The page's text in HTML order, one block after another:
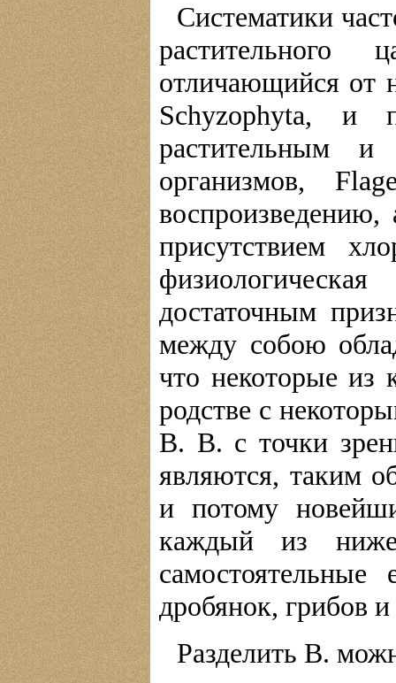
Систематики
растительного
отличающийся от
Schyzophyta, и
растительным и
организмов,
присутствием
достаточным
между собою
что некоторые из
родстве с
В. В. с точки
являются, таким
и потому
каждый из
дробянок, грибов и
Разделить В.